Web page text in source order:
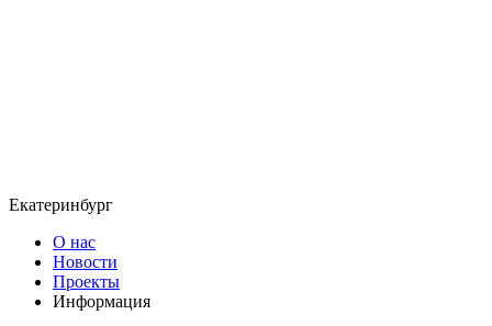
Екатеринбург
О нас
Новости
Проекты
Информация